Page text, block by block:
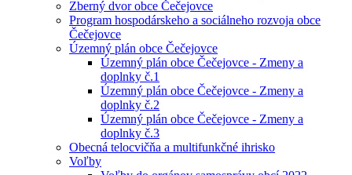
Zberný dvor obce Čečejovce
Program hospodárskeho a sociálneho rozvoja obce
Čečejovce
Územný plán obce Čečejovce
Územný plán obce Čečejovce - Zmeny a
doplnky č.1
Územný plán obce Čečejovce - Zmeny a
doplnky č.2
Územný plán obce Čečejovce - Zmeny a
doplnky č.3
Obecná telocvičňa a multifunkčné ihrisko
Voľby